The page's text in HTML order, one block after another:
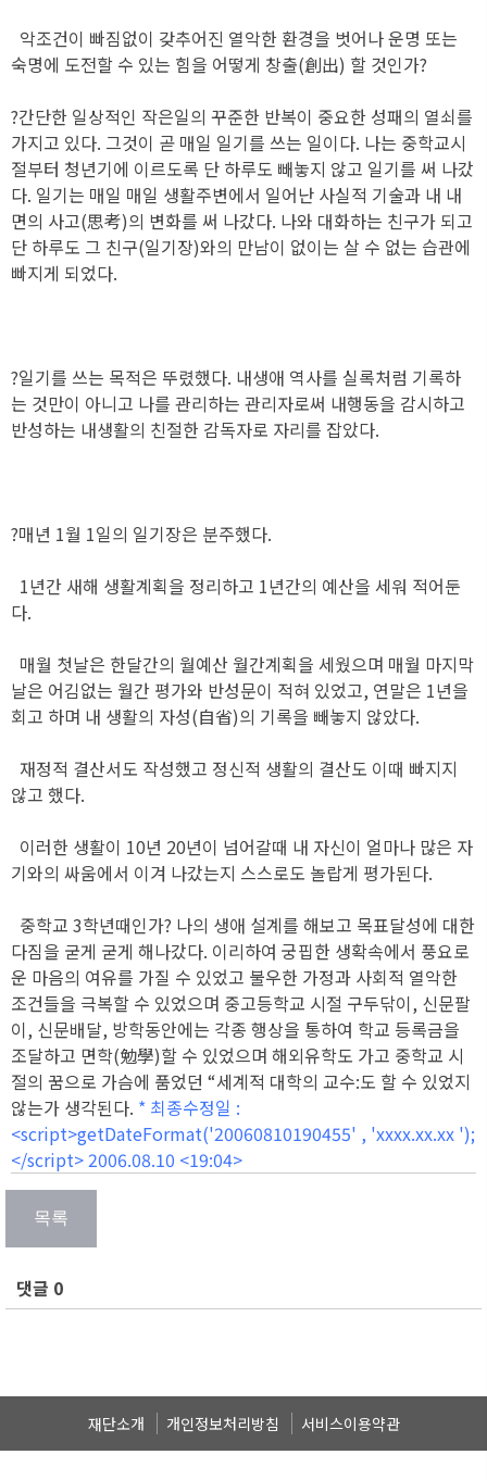
악조건이 빠짐없이 갖추어진 열악한 환경을 벗어나 운명 또는
숙명에 도전할 수 있는 힘을 어떻게 창출(創出) 할 것인가?
?간단한 일상적인 작은일의 꾸준한 반복이 중요한 성패의 열쇠를
가지고 있다. 그것이 곧 매일 일기를 쓰는 일이다. 나는 중학교시
절부터 청년기에 이르도록 단 하루도 빼놓지 않고 일기를 써 나갔
다. 일기는 매일 매일 생활주변에서 일어난 사실적 기술과 내 내
면의 사고(思考)의 변화를 써 나갔다. 나와 대화하는 친구가 되고
단 하루도 그 친구(일기장)와의 만남이 없이는 살 수 없는 습관에
빠지게 되었다.
?일기를 쓰는 목적은 뚜렸했다. 내생애 역사를 실록처럼 기록하
는 것만이 아니고 나를 관리하는 관리자로써 내행동을 감시하고
반성하는 내생활의 친절한 감독자로 자리를 잡았다.
?매년 1월 1일의 일기장은 분주했다.
1년간 새해 생활계획을 정리하고 1년간의 예산을 세워 적어둔
다.
매월 첫날은 한달간의 월예산 월간계획을 세웠으며 매월 마지막
날은 어김없는 월간 평가와 반성문이 적혀 있었고, 연말은 1년을
회고 하며 내 생활의 자성(自省)의 기록을 빼놓지 않았다.
재정적 결산서도 작성했고 정신적 생활의 결산도 이때 빠지지
않고 했다.
이러한 생활이 10년 20년이 넘어갈때 내 자신이 얼마나 많은 자
기와의 싸움에서 이겨 나갔는지 스스로도 놀랍게 평가된다.
중학교 3학년때인가? 나의 생애 설계를 해보고 목표달성에 대한
다짐을 굳게 굳게 해나갔다. 이리하여 궁핍한 생확속에서 풍요로
운 마음의 여유를 가질 수 있었고 불우한 가정과 사회적 열악한
조건들을 극복할 수 있었으며 중고등학교 시절 구두닦이, 신문팔
이, 신문배달, 방학동안에는 각종 행상을 통하여 학교 등록금을
조달하고 면학(勉學)할 수 있었으며 해외유학도 가고 중학교 시
절의 꿈으로 가슴에 품었던 “세계적 대학의 교수:도 할 수 있었지
않는가 생각된다. * 최종수정일 :
<script>getDateFormat('20060810190455' , 'xxxx.xx.xx ');
</script> 2006.08.10 <19:04>
댓글 0
재단소개 개인정보처리방침 서비스이용약관